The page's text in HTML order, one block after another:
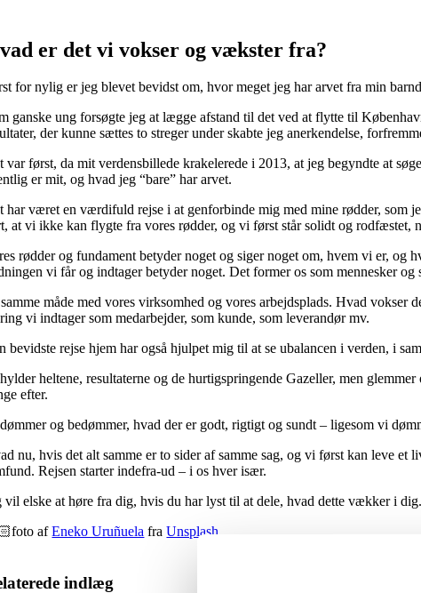
er det vi vokser og vækster fra?
for nylig er jeg blevet bevidst om, hvor meget jeg har arvet fra min
ganske ung forsøgte jeg at lægge afstand til det ved at flytte til
der kunne sættes to streger under skabte jeg anerkendelse,
var først, da mit verdensbillede krakelerede i 2013, at jeg begyndte at
er mit, og hvad jeg “bare” har arvet.
har været en værdifuld rejse i at genforbinde mig med mine rødder, som
at vi ikke kan flygte fra vores rødder, og vi først står solidt og rodfæstet,
rødder og fundament betyder noget og siger noget om, hvem vi er,
vi får og indtager betyder noget. Det former os som mennesker og
måde med vores virksomhed og vores arbejdsplads. Hvad
vi indtager som medarbejder, som kunde, som leverandør mv.
bevidste rejse hjem har også hjulpet mig til at se ubalancen i verden, i
heltene, resultaterne og de hurtigspringende Gazeller, men
efter.
og bedømmer, hvad der er godt, rigtigt og sundt – ligesom vi
nu, hvis det alt samme er to sider af samme sag, og vi først kan leve
Rejsen starter indefra-ud – i os hver især.
vil elske at høre fra dig, hvis du har lyst til at dele, hvad dette vækker i dig.
afEneko Uruñuela fraUnsplash
indlæg